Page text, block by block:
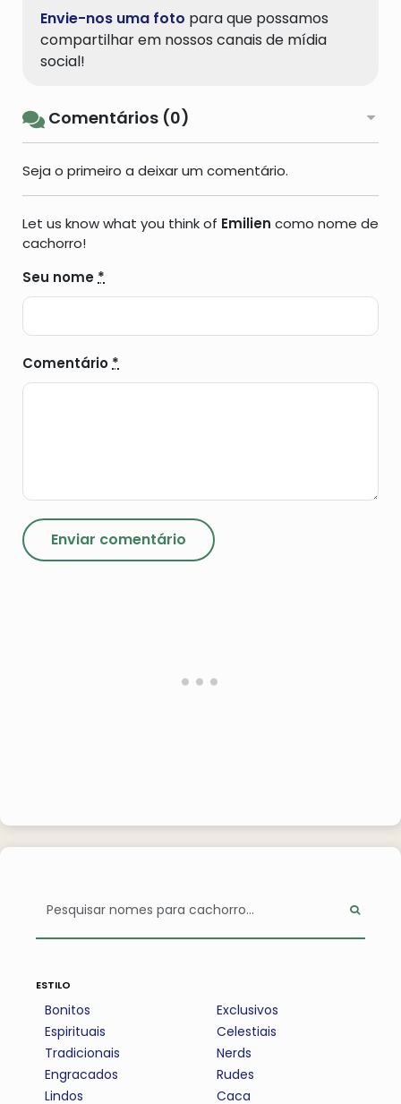
Envie-nos uma foto para que possamos
compartilhar em nossos canais de mídia
social!
Comentários (0)
Seja o primeiro a deixar um comentário.
Let us know what you think of Emilien como nome de
cachorro!
Seu nome *
Comentário *
estilo
Bonitos
Espirituais
Tradicionais
Engracados
Lindos
Exclusivos
Celestiais
Nerds
Rudes
Caca